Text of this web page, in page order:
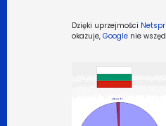
Dzięki uprzejmości
okazuje, Google nie